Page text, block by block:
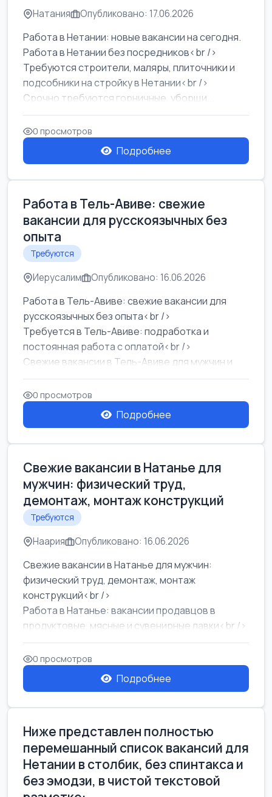
Натания Опубликовано: 17.06.2026
Работа в Нетании: новые вакансии на сегодня.
Работа в Нетании без посредников<br />
Требуются строители, маляры, плиточники и
подсобники на стройку в Нетании<br />
Срочно требуются горничные, уборщи...
0 просмотров
Подробнее
Работа в Тель-Авиве: свежие
вакансии для русскоязычных без
опыта
Требуются
Иерусалим Опубликовано: 16.06.2026
Работа в Тель-Авиве: свежие вакансии для
русскоязычных без опыта<br />
Требуется в Тель-Авиве: подработка и
постоянная работа с оплатой<br />
Свежие вакансии в Тель-Авиве для мужчин и
женщин от хозя...
0 просмотров
Подробнее
Свежие вакансии в Натанье для
мужчин: физический труд,
демонтаж, монтаж конструкций
Требуются
Наария Опубликовано: 16.06.2026
Свежие вакансии в Натанье для мужчин:
физический труд, демонтаж, монтаж
конструкций<br />
Работа в Натанье: вакансии продавцов в
продуктовые, мясные и сувенирные лавки<br />
Разнорабочий на сборку м...
0 просмотров
Подробнее
Ниже представлен полностью
перемешанный список вакансий для
Нетании в столбик, без спинтакса и
без эмодзи, в чистой текстовой